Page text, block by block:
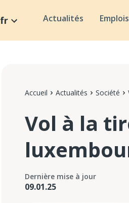
fr Actualités Emplois
Accueil Actualités Société
Vol à la
Dernière mise à jour
09.01.25